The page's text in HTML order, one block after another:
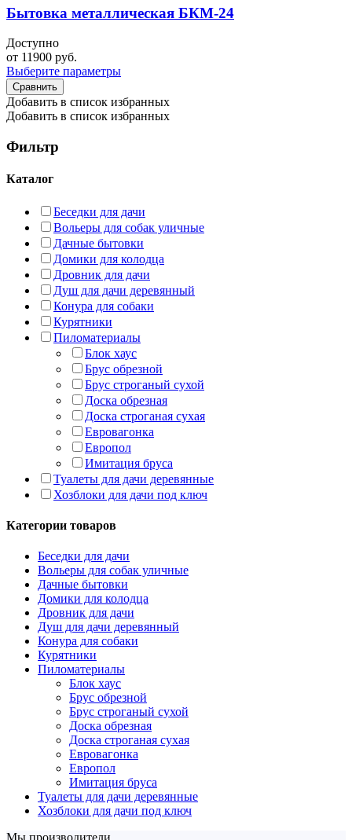
Бытовка металлическая БКМ-24
Доступно
от 11900 руб.
Выберите параметры
Сравнить
Добавить в список избранных
Добавить в список избранных
Фильтр
Каталог
Беседки для дачи
Вольеры для собак уличные
Дачные бытовки
Домики для колодца
Дровник для дачи
Душ для дачи деревянный
Конура для собаки
Курятники
Пиломатериалы
Блок хаус
Брус обрезной
Брус строганый сухой
Доска обрезная
Доска строганая сухая
Евровагонка
Европол
Имитация бруса
Туалеты для дачи деревянные
Хозблоки для дачи под ключ
Категории товаров
Беседки для дачи
Вольеры для собак уличные
Дачные бытовки
Домики для колодца
Дровник для дачи
Душ для дачи деревянный
Конура для собаки
Курятники
Пиломатериалы
Блок хаус
Брус обрезной
Брус строганый сухой
Доска обрезная
Доска строганая сухая
Евровагонка
Европол
Имитация бруса
Туалеты для дачи деревянные
Хозблоки для дачи под ключ